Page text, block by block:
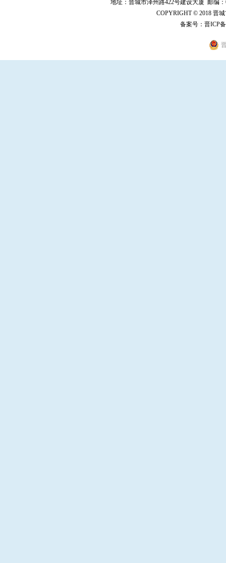
地址：晋城市泽州路422号建设大厦 邮编：
COPYRIGHT © 2018 晋
备案号： 晋ICP